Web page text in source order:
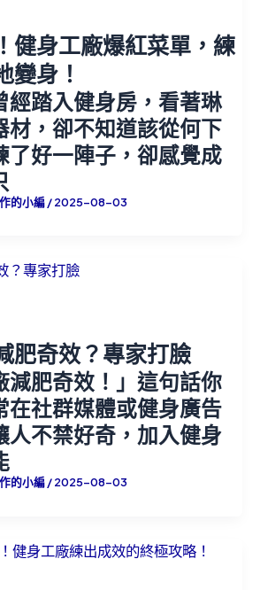
健身工廠爆紅菜單，練
變身！
經踏入健身房，看著琳
材，卻不知道該從何下
了好一陣子，卻感覺成
的小編/2025-08-03
肥奇效？專家打臉
減肥奇效！」這句話你
在社群媒體或健身廣告
人不禁好奇，加入健身
的小編/2025-08-03